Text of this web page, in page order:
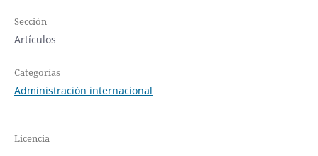
Sección
Artículos
Categorías
Administración internacional
Licencia